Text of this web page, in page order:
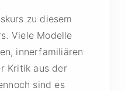
zu diesem
Viele Modelle
innerfamiliären
Kritik aus der
sind es